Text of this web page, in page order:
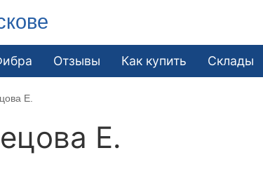
Отзывы Как купить Склады
Е.
Е.